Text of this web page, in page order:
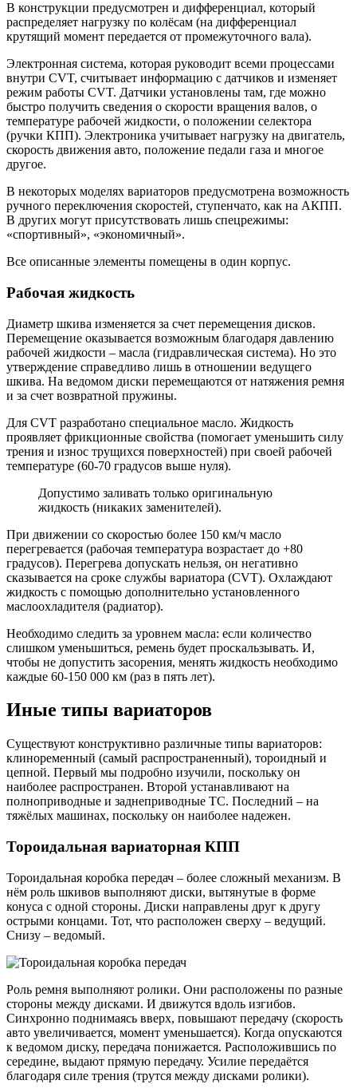
В конструкции предусмотрен и дифференциал, который
распределяет нагрузку по колёсам (на дифференциал
крутящий момент передается от промежуточного вала).
Электронная система, которая руководит всеми процессами
внутри CVT, считывает информацию с датчиков и изменяет
режим работы CVT. Датчики установлены там, где можно
быстро получить сведения о скорости вращения валов, о
температуре рабочей жидкости, о положении селектора
(ручки КПП). Электроника учитывает нагрузку на двигатель,
скорость движения авто, положение педали газа и многое
другое.
В некоторых моделях вариаторов предусмотрена возможность
ручного переключения скоростей, ступенчато, как на АКПП.
В других могут присутствовать лишь спецрежимы:
«спортивный», «экономичный».
Все описанные элементы помещены в один корпус.
Рабочая жидкость
Диаметр шкива изменяется за счет перемещения дисков.
Перемещение оказывается возможным благодаря давлению
рабочей жидкости – масла (гидравлическая система). Но это
утверждение справедливо лишь в отношении ведущего
шкива. На ведомом диски перемещаются от натяжения ремня
и за счет возвратной пружины.
Для CVT разработано специальное масло. Жидкость
проявляет фрикционные свойства (помогает уменьшить силу
трения и износ трущихся поверхностей) при своей рабочей
температуре (60-70 градусов выше нуля).
Допустимо заливать только оригинальную
жидкость (никаких заменителей).
При движении со скоростью более 150 км/ч масло
перегревается (рабочая температура возрастает до +80
градусов). Перегрева допускать нельзя, он негативно
сказывается на сроке службы вариатора (CVT). Охлаждают
жидкость с помощью дополнительно установленного
маслоохладителя (радиатор).
Необходимо следить за уровнем масла: если количество
слишком уменьшиться, ремень будет проскальзывать. И,
чтобы не допустить засорения, менять жидкость необходимо
каждые 60-150 000 км (раз в пять лет).
Иные типы вариаторов
Существуют конструктивно различные типы вариаторов:
клиноременный (самый распространенный), тороидный и
цепной. Первый мы подробно изучили, поскольку он
наиболее распространен. Второй устанавливают на
полноприводные и заднеприводные ТС. Последний – на
тяжёлых машинах, поскольку он наиболее надежен.
Тороидальная вариаторная КПП
Тороидальная коробка передач – более сложный механизм. В
нём роль шкивов выполняют диски, вытянутые в форме
конуса с одной стороны. Диски направлены друг к другу
острыми концами. Тот, что расположен сверху – ведущий.
Снизу – ведомый.
Роль ремня выполняют ролики. Они расположены по разные
стороны между дисками. И движутся вдоль изгибов.
Синхронно поднимаясь вверх, повышают передачу (скорость
авто увеличивается, момент уменьшается). Когда опускаются
к ведомом диску, передача понижается. Расположившись по
середине, выдают прямую передачу. Усилие передаётся
благодаря силе трения (трутся между дисками ролики).